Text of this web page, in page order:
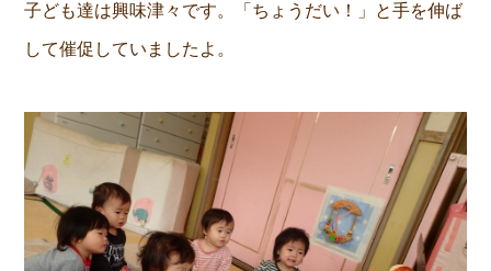
子ども達は興味津々です。「ちょうだい！」と手を伸ば
して催促していましたよ。